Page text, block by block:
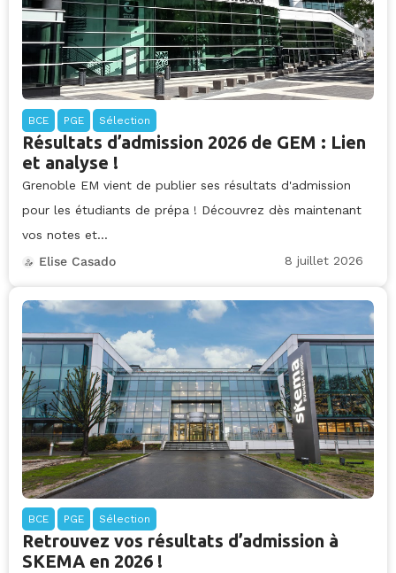
BCE PGE Sélection
Résultats d’admission 2026 de GEM : Lien
et analyse !
Grenoble EM vient de publier ses résultats d'admission
pour les étudiants de prépa ! Découvrez dès maintenant
vos notes et...
Elise Casado
8 juillet 2026
BCE PGE Sélection
Retrouvez vos résultats d’admission à
SKEMA en 2026 !